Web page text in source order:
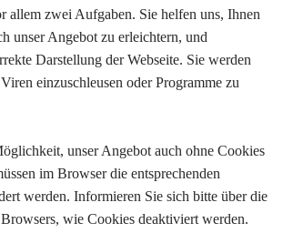
allem zwei Aufgaben. Sie helfen uns, Ihnen
unser Angebot zu erleichtern, und
Darstellung der Webseite. Sie werden
einzuschleusen oder Programme zu
unser Angebot auch ohne Cookies
im Browser die entsprechenden
werden. Informieren Sie sich bitte über die
wie Cookies deaktiviert werden.